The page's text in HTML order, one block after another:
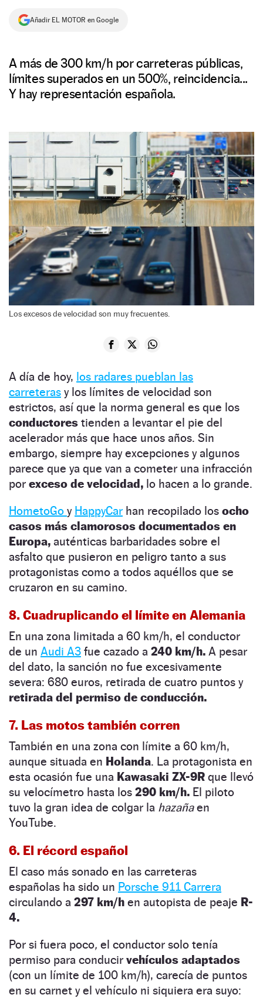
NEWSLETTER
Añadir EL MOTOR en Google
A más de 300 km/h por carreteras públicas,
límites superados en un 500%, reincidencia...
Y hay representación española.
Los excesos de velocidad son muy frecuentes.
A día de hoy, los radares pueblan las
carreteras y los límites de velocidad son
estrictos, así que la norma general es que los
conductores tienden a levantar el pie del
acelerador más que hace unos años. Sin
embargo, siempre hay excepciones y algunos
parece que ya que van a cometer una infracción
por exceso de velocidad, lo hacen a lo grande.
HometoGo y HappyCar han recopilado los ocho
casos más clamorosos documentados en
Europa, auténticas barbaridades sobre el
asfalto que pusieron en peligro tanto a sus
protagonistas como a todos aquéllos que se
cruzaron en su camino.
8. Cuadruplicando el límite en Alemania
En una zona limitada a 60 km/h, el conductor
de un Audi A3 fue cazado a 240 km/h. A pesar
del dato, la sanción no fue excesivamente
severa: 680 euros, retirada de cuatro puntos y
retirada del permiso de conducción.
7. Las motos también corren
También en una zona con límite a 60 km/h,
aunque situada en Holanda. La protagonista en
esta ocasión fue una Kawasaki ZX-9R que llevó
su velocímetro hasta los 290 km/h. El piloto
tuvo la gran idea de colgar la hazañaen
YouTube.
6. El récord español
El caso más sonado en las carreteras
españolas ha sido un Porsche 911 Carrera
circulando a 297 km/h en autopista de peaje R-
4.
Por si fuera poco, el conductor solo tenía
permiso para conducir vehículos adaptados
(con un límite de 100 km/h), carecía de puntos
en su carnet y el vehículo ni siquiera era suyo: